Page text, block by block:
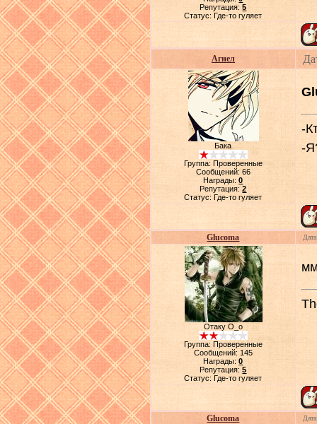
Репутация:5
Статус:Где-то гуляет
Агнел
Бака
Группа: Проверенные
Сообщений: 66
Награды:0
Репутация:2
Статус:Где-то гуляет
-
-
Glucoma
Отаку О_о
Группа: Проверенные
Сообщений: 145
Награды:0
Репутация:5
Статус:Где-то гуляет
Glucoma